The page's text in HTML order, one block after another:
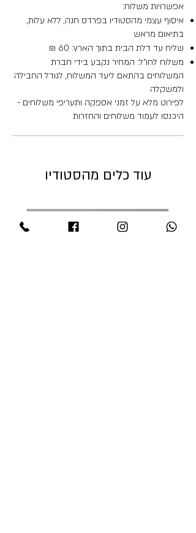
אפשרויות משלוח:
איסוף עצמי מהסטודיו בפרדס חנה, ללא עלות,
בתיאום מראש
שליח עד דלת הבית בתוך הארץ: 60 ₪
משלוח לחו"ל: המחיר נקבע בידי חברת
המשלוחים בהתאם ליעד המשלוח, לגודל החבילה
ולמשקלה
לפירוט מלא על זמני אספקה ותעריפי משלוחים -
היכנסו לעמוד משלוחים והחזרות
עוד כלים מהסטודיו